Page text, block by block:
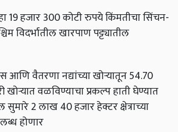
19 हजार 300 कोटी रुपये किंमतीचा सिंचन-
विदर्भातील खारपाण पट्ट्यातील
वैतरणा नद्यांच्या खोऱ्यातून 54.70
खोऱ्यात वळविण्याचा प्रकल्प हाती घेण्यात
सुमारे 2 लाख 40 हजार हेक्टर क्षेत्राच्या
होणार